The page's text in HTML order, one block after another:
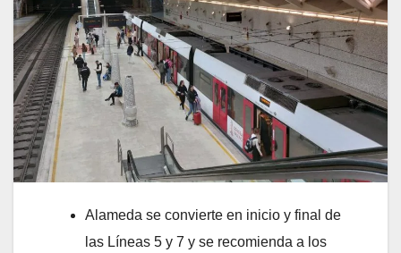
Alameda se convierte en inicio y final de
las Líneas 5 y 7 y se recomienda a los